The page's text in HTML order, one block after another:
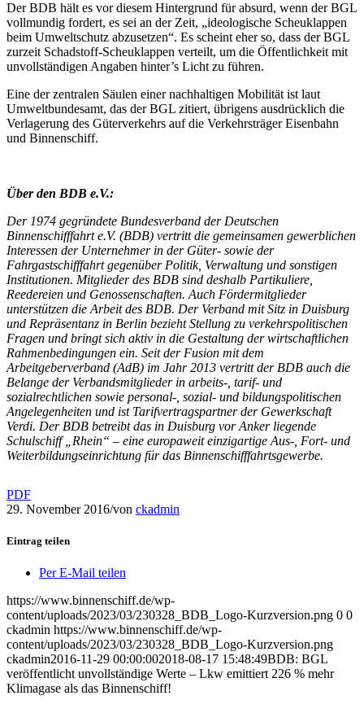
Der BDB hält es vor diesem Hintergrund für absurd, wenn der BGL
vollmundig fordert, es sei an der Zeit, „ideologische Scheuklappen
beim Umweltschutz abzusetzen“. Es scheint eher so, dass der BGL
zurzeit Schadstoff-Scheuklappen verteilt, um die Öffentlichkeit mit
unvollständigen Angaben hinter’s Licht zu führen.
Eine der zentralen Säulen einer nachhaltigen Mobilität ist laut
Umweltbundesamt, das der BGL zitiert, übrigens ausdrücklich die
Verlagerung des Güterverkehrs auf die Verkehrsträger Eisenbahn
und Binnenschiff.
Über den BDB e.V.:
Der 1974 gegründete Bundesverband der Deutschen
Binnenschifffahrt e.V. (BDB) vertritt die gemeinsamen gewerblichen
Interessen der Unternehmer in der Güter- sowie der
Fahrgastschifffahrt gegenüber Politik, Verwaltung und sonstigen
Institutionen. Mitglieder des BDB sind deshalb Partikuliere,
Reedereien und Genossenschaften. Auch Fördermitglieder
unterstützen die Arbeit des BDB. Der Verband mit Sitz in Duisburg
und Repräsentanz in Berlin bezieht Stellung zu verkehrspolitischen
Fragen und bringt sich aktiv in die Gestaltung der wirtschaftlichen
Rahmenbedingungen ein. Seit der Fusion mit dem
Arbeitgeberverband (AdB) im Jahr 2013 vertritt der BDB auch die
Belange der Verbandsmitglieder in arbeits-, tarif- und
sozialrechtlichen sowie personal-, sozial- und bildungspolitischen
Angelegenheiten und ist Tarifvertragspartner der Gewerkschaft
Verdi. Der BDB betreibt das in Duisburg vor Anker liegende
Schulschiff „Rhein“ – eine europaweit einzigartige Aus-, Fort- und
Weiterbildungseinrichtung für das Binnenschifffahrtsgewerbe.
PDF
29. November 2016/von ckadmin
Eintrag teilen
Per E-Mail teilen
https://www.binnenschiff.de/wp-
content/uploads/2023/03/230328_BDB_Logo-Kurzversion.png 0 0
ckadmin https://www.binnenschiff.de/wp-
content/uploads/2023/03/230328_BDB_Logo-Kurzversion.png
ckadmin2016-11-29 00:00:002018-08-17 15:48:49BDB: BGL
veröffentlicht unvollständige Werte – Lkw emittiert 226 % mehr
Klimagase als das Binnenschiff!